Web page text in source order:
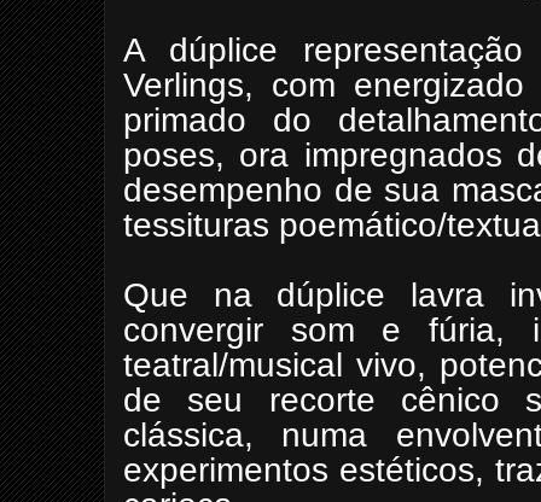
A dúplice
Verlings, com
primado do
poses, ora impregnados
desempenho de sua
tessituras poemático/
Que na dúplice lavra
convergir som e fúria,
teatral/musical vivo,
de seu recorte cênico
clássica, numa
experimentos estéticos,